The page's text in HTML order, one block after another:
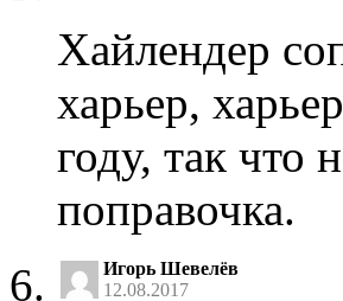
Хайлендер
харьер,
году, так что
поправочка.
Игорь Шевелёв
12.08.2017